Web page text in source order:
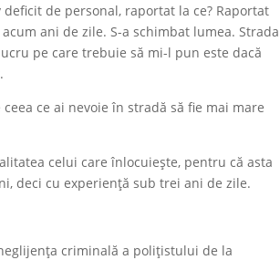
de personal, raportat la ce? Raportat
ani de zile. S-a schimbat lumea. Strada
pe care trebuie să mi-l pun este dacă
ce ai nevoie în stradă să fie mai mare
celui care înlocuiește, pentru că asta
deci cu experiență sub trei ani de zile.
criminală a polițistului de la